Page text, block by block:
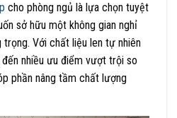
cho phòng ngủ là lựa chọn tuyệt
sở hữu một không gian nghỉ
trọng. Với chất liệu len tự nhiên
nhiều ưu điểm vượt trội so
phần nâng tầm chất lượng